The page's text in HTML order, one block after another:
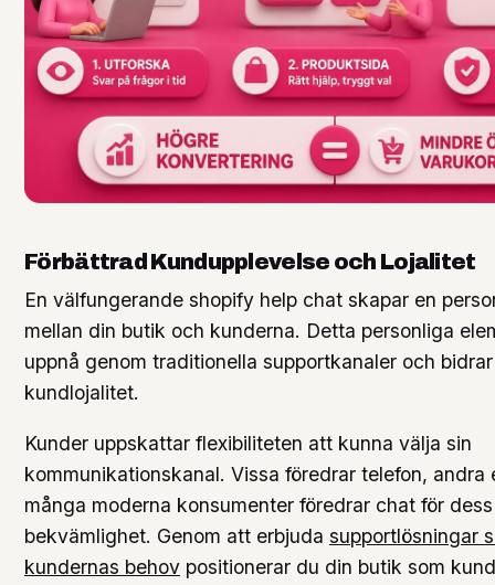
Förbättrad Kundupplevelse och Lojalitet
En välfungerande shopify help chat skapar en
mellan din butik och kunderna. Detta personliga
uppnå genom traditionella supportkanaler och
kundlojalitet.
Kunder uppskattar flexibiliteten att kunna välja sin
kommunikationskanal. Vissa föredrar telefon, andra
många moderna konsumenter föredrar chat för
bekvämlighet. Genom att erbjuda supportlösningar
kundernas behov positionerar du din butik som